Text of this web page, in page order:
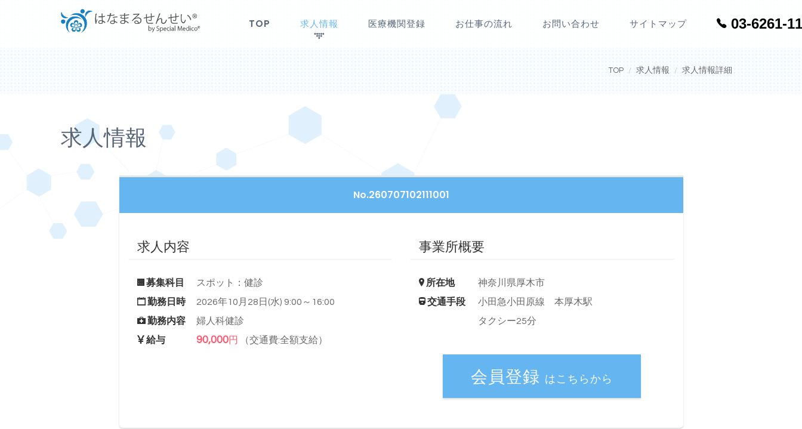
TOP 求人情報 医療機関登録 お仕事の流れ お問い合わせ サイトマップ 03-6261-
TOP 求人情報 求人情報詳細
求人情報
No.260707102111001
求人内容
募集科目
スポット：健診
勤務日時
2026年10月28日(水) 9:00～16:00
勤務内容
婦人科健診
給与
90,000円 （交通費:全額支給）
事業所概要
所在地
神奈川県厚木市
交通手段
小田急小田原線 本厚木駅
タクシー25分
会員登録 はこちらから